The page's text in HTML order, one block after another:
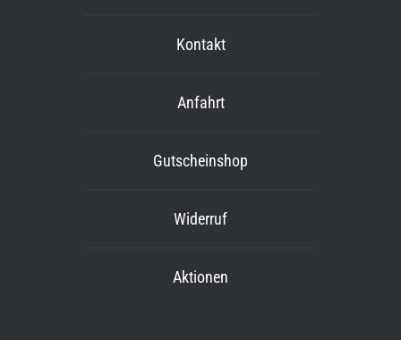
Kontakt
Anfahrt
Gutscheinshop
Widerruf
Aktionen